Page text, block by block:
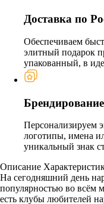
Доставка по
Обеспечиваем
элитный подарок
упакованный, в
Брендирование
Персонализируем
логотипы, имена
уникальный знак
Описание
На сегодняшний день
популярностью во всём
есть клубы любителей